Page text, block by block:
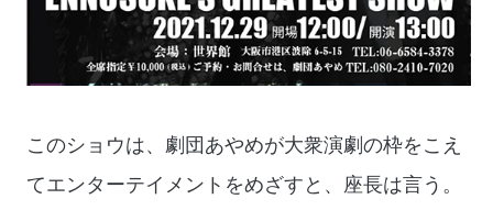
このショウは、劇団あやめが大衆演劇の枠をこえ
てエンターテイメントをめざすと、座長は言う。